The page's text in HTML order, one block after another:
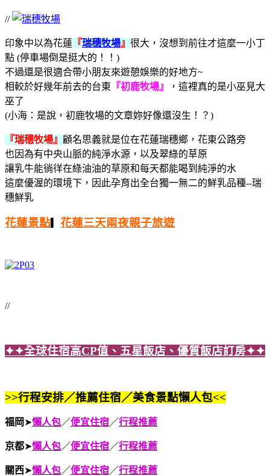
//
印象中以為花蓮 『瑞穗牧場』 很大，沒想到前往才這麼一小丁
點 (停車場倒是挺大的！！)
不過還是很適合帶小朋友來遊憩娛樂的好地方~
相較於好幾年前去的台東 『初鹿牧場』
，這裡真的是小巫見大
巫了
(小海：是說，初鹿牧場的文章妳好像還沒生！？)
『瑞穗牧場』 顧名思義就是位在花蓮瑞穗鄉，花東公路旁
也因為有中央山脈的純淨水源，以及翠綠的草原
讓乳牛能徜徉在綠油油的草原和每天都能喝到純淨的水
這麼優渥的環境下，因此孕育出全台獨一無二的鮮乳品種--瑞
穗鮮乳
花蓮景點 花蓮三天兩夜親子旅遊
//
✦✦全球住宿高CP值、五星飯店、優質飯店訂房✦✦
>>行程安排／推薦住宿／美食景點懶人包<<
福岡 ➤懶人包／便宜住宿／行程推薦
京都➤懶人包／便宜住宿／行程推薦
關西➤懶人包／便宜住宿／行程推薦